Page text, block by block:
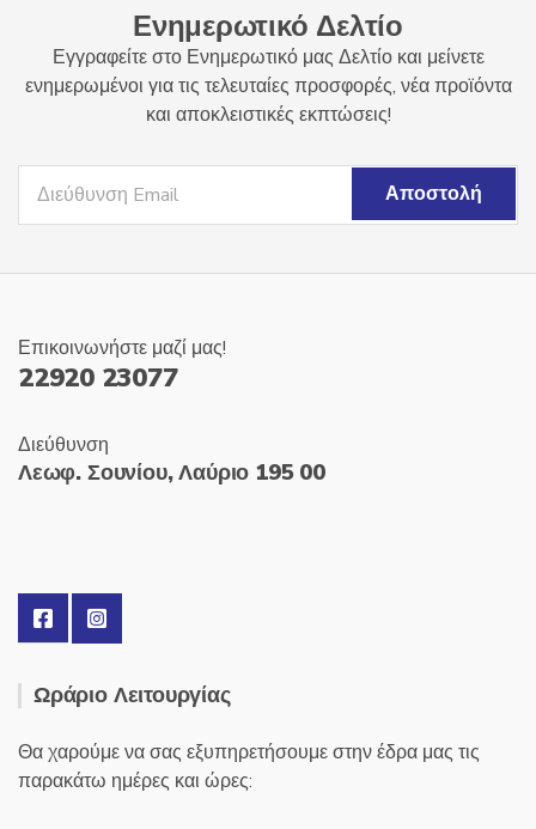
Ενημερωτικό Δελτίο
Εγγραφείτε στο Ενημερωτικό μας Δελτίο και μείνετε
ενημερωμένοι για τις τελευταίες προσφορές, νέα προϊόντα
και αποκλειστικές εκπτώσεις!
Επικοινωνήστε μαζί μας!
22920 23077
Διεύθυνση
Λεωφ. Σουνίου, Λαύριο 195 00
Ωράριο Λειτουργίας
Θα χαρούμε να σας εξυπηρετήσουμε στην έδρα μας τις
παρακάτω ημέρες και ώρες: